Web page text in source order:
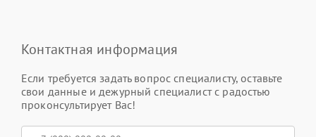
Контактная информация
Если требуется задать вопрос специалисту, оставьте
свои данные и дежурный специалист с радостью
проконсультирует Вас!